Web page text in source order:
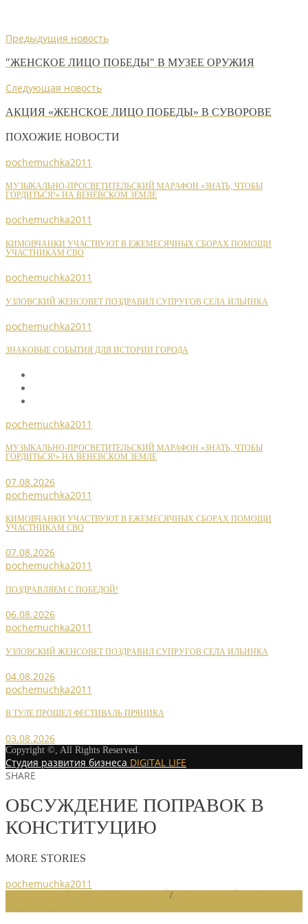
Предыдущия новость
"ЖЕНСКОЕ ЛИЦО ПОБЕДЫ" В МУЗЕЕ ОРУЖИЯ
Следующая новость
АКЦИЯ «ЖЕНСКОЕ ЛИЦО ПОБЕДЫ» В СУВОРОВЕ
ПОХОЖИЕ НОВОСТИ
pochemuchka2011
МУЗЫКАЛЬНО-ПРОСВЕТИТЕЛЬСКИЙ МАРАФОН «ЗНАТЬ, ЧТОБЫ
ГОРДИТЬСЯ!» НА ВЕНЕВСКОМ ЗЕМЛЕ
pochemuchka2011
КИМОВЧАНКИ УЧАСТВУЮТ В ЕЖЕМЕСЯЧНЫХ СБОРАХ ПОМОЩИ
УЧАСТНИКАМ СВО
pochemuchka2011
УЗЛОВСКИЙ ЖЕНСОВЕТ ПОЗДРАВИЛ СУПРУГОВ СЕЛА ИЛЬИНКА
pochemuchka2011
ЗНАКОВЫЕ СОБЫТИЯ ДЛЯ ИСТОРИИ ГОРОДА
pochemuchka2011
МУЗЫКАЛЬНО-ПРОСВЕТИТЕЛЬСКИЙ МАРАФОН «ЗНАТЬ, ЧТОБЫ
ГОРДИТЬСЯ!» НА ВЕНЕВСКОМ ЗЕМЛЕ
07.08.2026
pochemuchka2011
КИМОВЧАНКИ УЧАСТВУЮТ В ЕЖЕМЕСЯЧНЫХ СБОРАХ ПОМОЩИ
УЧАСТНИКАМ СВО
07.08.2026
pochemuchka2011
ПОЗДРАВЛЯЕМ С ПОБЕДОЙ!
06.08.2026
pochemuchka2011
УЗЛОВСКИЙ ЖЕНСОВЕТ ПОЗДРАВИЛ СУПРУГОВ СЕЛА ИЛЬИНКА
04.08.2026
pochemuchka2011
В ТУЛЕ ПРОШЕЛ ФЕСТИВАЛЬ ПРЯНИКА
03.08.2026
Copyright ©, All Rights Reserved.
Студия развития бизнеса DIGITAL LIFE
SHARE
ОБСУЖДЕНИЕ ПОПРАВОК В
КОНСТИТУЦИЮ
MORE STORIES
pochemuchka2011
/